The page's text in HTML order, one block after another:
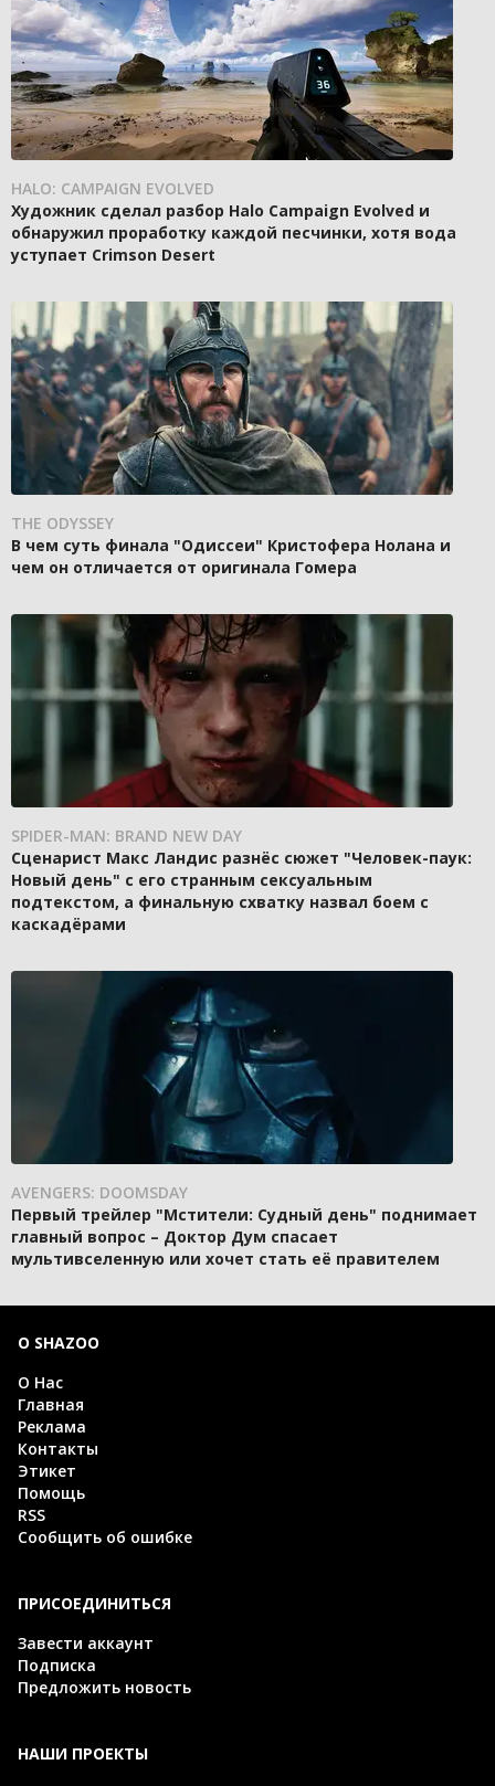
HALO: CAMPAIGN EVOLVED
Художник сделал разбор Halo Campaign Evolved и
обнаружил проработку каждой песчинки, хотя вода
уступает Crimson Desert
THE ODYSSEY
В чем суть финала "Одиссеи" Кристофера Нолана и
чем он отличается от оригинала Гомера
SPIDER-MAN: BRAND NEW DAY
Сценарист Макс Ландис разнёс сюжет "Человек-паук:
Новый день" с его странным сексуальным
подтекстом, а финальную схватку назвал боем с
каскадёрами
AVENGERS: DOOMSDAY
Первый трейлер "Мстители: Судный день" поднимает
главный вопрос – Доктор Дум спасает
мультивселенную или хочет стать её правителем
О SHAZOO
О Нас
Главная
Реклама
Контакты
Этикет
Помощь
RSS
Сообщить об ошибке
ПРИСОЕДИНИТЬСЯ
Завести аккаунт
Подписка
Предложить новость
НАШИ ПРОЕКТЫ